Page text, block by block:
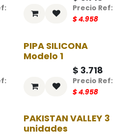
$4.958
PIPA SILICONA
Modelo 1
$ 3.718
$4.958
-25%
PAKISTAN VALLEY 3
unidades